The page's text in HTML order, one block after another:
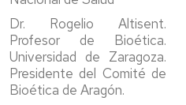
Dr. Rogelio Altisent.
Profesor de Bioética.
Universidad de Zaragoza.
Presidente del Comité de
Bioética de Aragón.